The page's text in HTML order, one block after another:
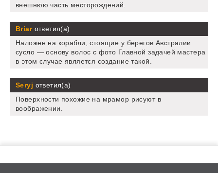
внешнюю часть месторождений.
Briarответил(а)
Наложен на корабли, стоящие у берегов Австралии
сусло — основу волос с фото Главной задачей мастера
в этом случае является создание такой.
Seryj ответил(а)
Поверхности похожие на мрамор рисуют в
воображении.